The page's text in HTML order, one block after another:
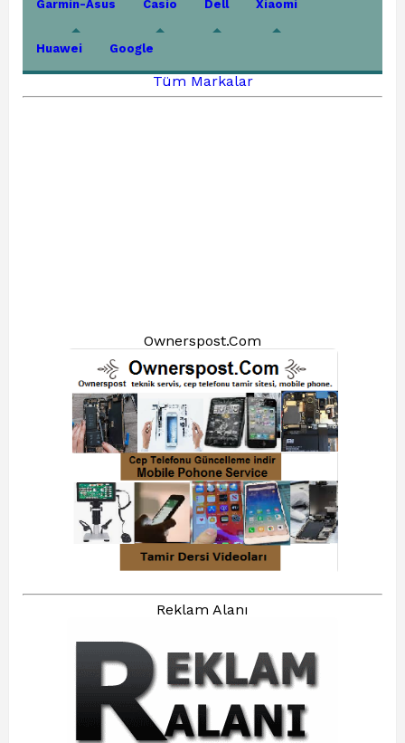
Garmin-Asus Casio Dell Xiaomi
Huawei Google
Tüm Markalar
Ownerspost.Com
Reklam Alanı